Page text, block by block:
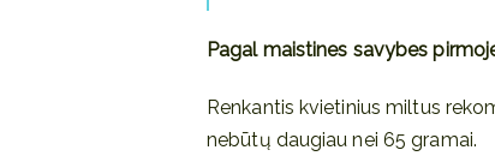
Pagal maistines savybes
Renkantis kvietinius miltus
nebūtų daugiau nei 65 gramai.